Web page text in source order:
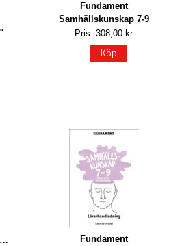
Fundament
Samhällskunskap 7-9
Pris: 308,00 kr
Köp
Fundament